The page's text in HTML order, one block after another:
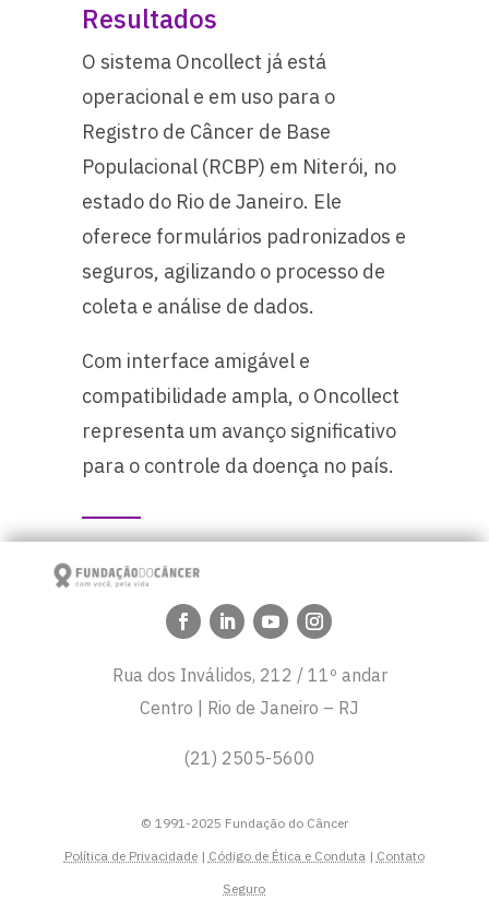
Resultados
O sistema Oncollect já está
operacional e em uso para o
Registro de Câncer de Base
Populacional (RCBP) em Niterói, no
estado do Rio de Janeiro. Ele
oferece formulários padronizados e
seguros, agilizando o processo de
coleta e análise de dados.
Com interface amigável e
compatibilidade ampla, o Oncollect
representa um avanço significativo
para o controle da doença no país.
Rua dos Inválidos, 212 / 11º andar
Centro | Rio de Janeiro – RJ
(21) 2505-5600
© 1991-2025 Fundação do Câncer
Política de Privacidade| Código de Ética e Conduta | Contato
Seguro